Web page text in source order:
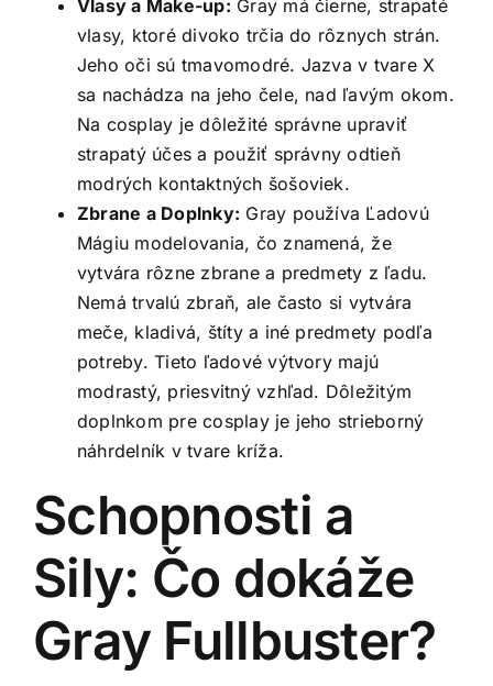
Vlasy a Make-up: Gray má čierne, strapaté
vlasy, ktoré divoko trčia do rôznych strán.
Jeho oči sú tmavomodré. Jazva v tvare X
sa nachádza na jeho čele, nad ľavým okom.
Na cosplay je dôležité správne upraviť
strapatý účes a použiť správny odtieň
modrých kontaktných šošoviek.
Zbrane a Doplnky: Gray používa Ľadovú
Mágiu modelovania, čo znamená, že
vytvára rôzne zbrane a predmety z ľadu.
Nemá trvalú zbraň, ale často si vytvára
meče, kladivá, štíty a iné predmety podľa
potreby. Tieto ľadové výtvory majú
modrastý, priesvitný vzhľad. Dôležitým
doplnkom pre cosplay je jeho strieborný
náhrdelník v tvare kríža.
Schopnosti a
Sily: Čo dokáže
Gray Fullbuster?